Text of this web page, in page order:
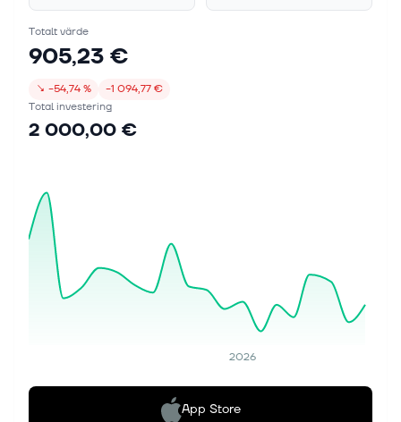
Totalt värde
905,23 €
↘ −54,74 %
−1 094,77 €
Total investering
2 000,00 €
2026
App Store